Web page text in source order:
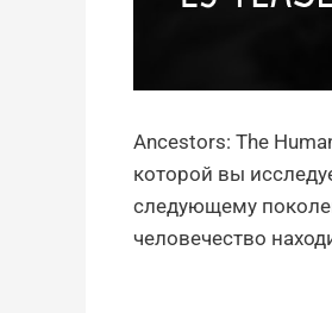
Ancestors: The
которой вы
следующему
человечество